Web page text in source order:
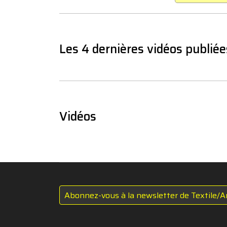
Les 4 dernières vidéos
Vidéos
Abonnez-vous à la newsletter de Textile/